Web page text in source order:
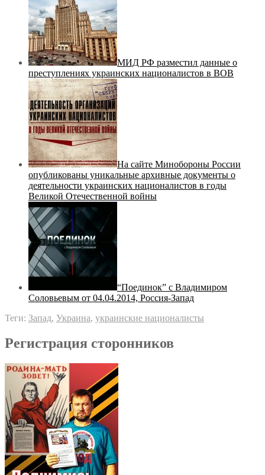
МИД РФ разместил данные о
преступлениях украинских националистов в ВОВ
На сайте Минобороны России
опубликованы уникальные архивные документы о
деятельности украинских националистов в годы
Великой Отечественной войны
“Поединок” с Владимиром
Соловьевым от 04.04.2014, Россия-Запад
Теги: Запад, Украина, украинские националисты
Регистрация сторонников